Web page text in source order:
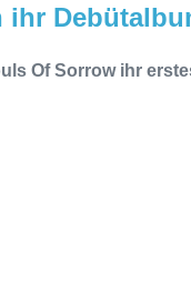
Of Sorrow ihr